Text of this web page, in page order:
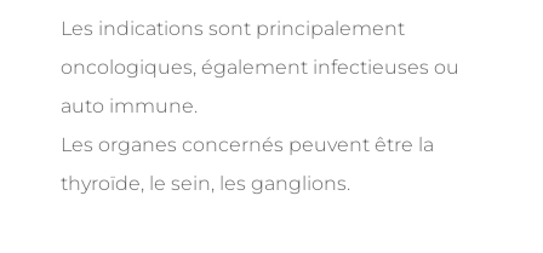
Les indications sont principalement
oncologiques, également infectieuses ou
auto immune.
Les organes concernés peuvent être la
thyroïde, le sein, les ganglions.